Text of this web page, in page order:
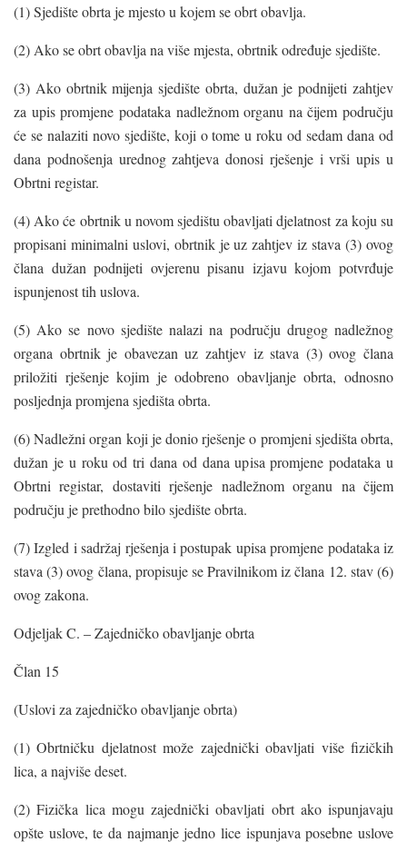
(1) Sjedište obrta je mjesto u kojem se obrt obavlja.
(2) Ako se obrt obavlja na više mjesta, obrtnik određuje sjedište.
(3) Ako obrtnik mijenja sjedište obrta, dužan je podnijeti zahtjev
za upis promjene podataka nadležnom organu na čijem području
će se nalaziti novo sjedište, koji o tome u roku od sedam dana od
dana podnošenja urednog zahtjeva donosi rješenje i vrši upis u
Obrtni registar.
(4) Ako će obrtnik u novom sjedištu obavljati djelatnost za koju su
propisani minimalni uslovi, obrtnik je uz zahtjev iz stava (3) ovog
člana dužan podnijeti ovjerenu pisanu izjavu kojom potvrđuje
ispunjenost tih uslova.
(5) Ako se novo sjedište nalazi na području drugog nadležnog
organa obrtnik je obavezan uz zahtjev iz stava (3) ovog člana
priložiti rješenje kojim je odobreno obavljanje obrta, odnosno
posljednja promjena sjedišta obrta.
(6) Nadležni organ koji je donio rješenje o promjeni sjedišta obrta,
dužan je u roku od tri dana od dana upisa promjene podataka u
Obrtni registar, dostaviti rješenje nadležnom organu na čijem
području je prethodno bilo sjedište obrta.
(7) Izgled i sadržaj rješenja i postupak upisa promjene podataka iz
stava (3) ovog člana, propisuje se Pravilnikom iz člana 12. stav (6)
ovog zakona.
Odjeljak C. – Zajedničko obavljanje obrta
Član 15
(Uslovi za zajedničko obavljanje obrta)
(1) Obrtničku djelatnost može zajednički obavljati više fizičkih
lica, a najviše deset.
(2) Fizička lica mogu zajednički obavljati obrt ako ispunjavaju
opšte uslove, te da najmanje jedno lice ispunjava posebne uslove